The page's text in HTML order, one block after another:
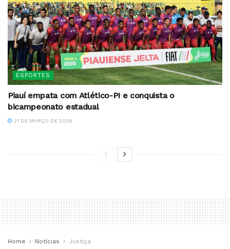
ESPORTES
Piauí empata com Atlético-PI e conquista o
bicampeonato estadual
21 DE MARÇO DE 2026
Home Notícias Justiça